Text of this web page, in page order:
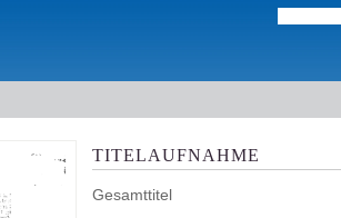
TITELAUFNAHME
Gesamttitel